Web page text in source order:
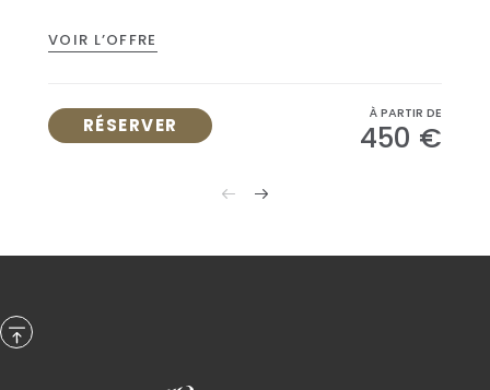
VOIR L’OFFRE
RÉSERVER
À PARTIR DE
450 €